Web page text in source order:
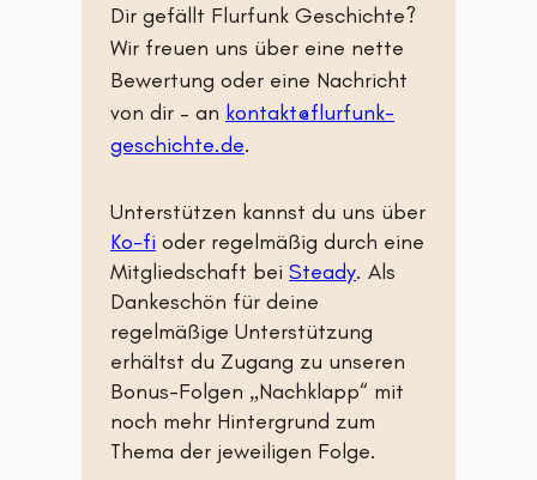
Dir gefällt Flurfunk Geschichte?
Wir freuen uns über eine nette
Bewertung oder eine Nachricht
von dir – an kontakt@flurfunk-
geschichte.de.
Unterstützen kannst du uns über
Ko-fi oder regelmäßig durch eine
Mitgliedschaft bei Steady. Als
Dankeschön für deine
regelmäßige Unterstützung
erhältst du Zugang zu unseren
Bonus-Folgen „Nachklapp“ mit
noch mehr Hintergrund zum
Thema der jeweiligen Folge.